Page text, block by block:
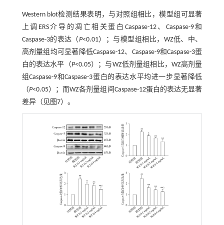
Western blot检测结果表明，与对照组相比，模型组可显著
上调ERS介导的凋亡相关蛋白Caspase-12、Caspase-9和
Caspase-3的表达（P<0.01）；与模型组相比，WZ低、中、
高剂量组均可显著降低Caspase-12、Caspase-9和Caspase-3蛋
白的表达水平（P<0.05）；与WZ低剂量组相比，WZ高剂量
组Caspase-9和Caspase-3蛋白的表达水平均进一步显著降低
（P<0.05）；而WZ各剂量组间Caspase-12蛋白的表达无显著
差异（见图7）。